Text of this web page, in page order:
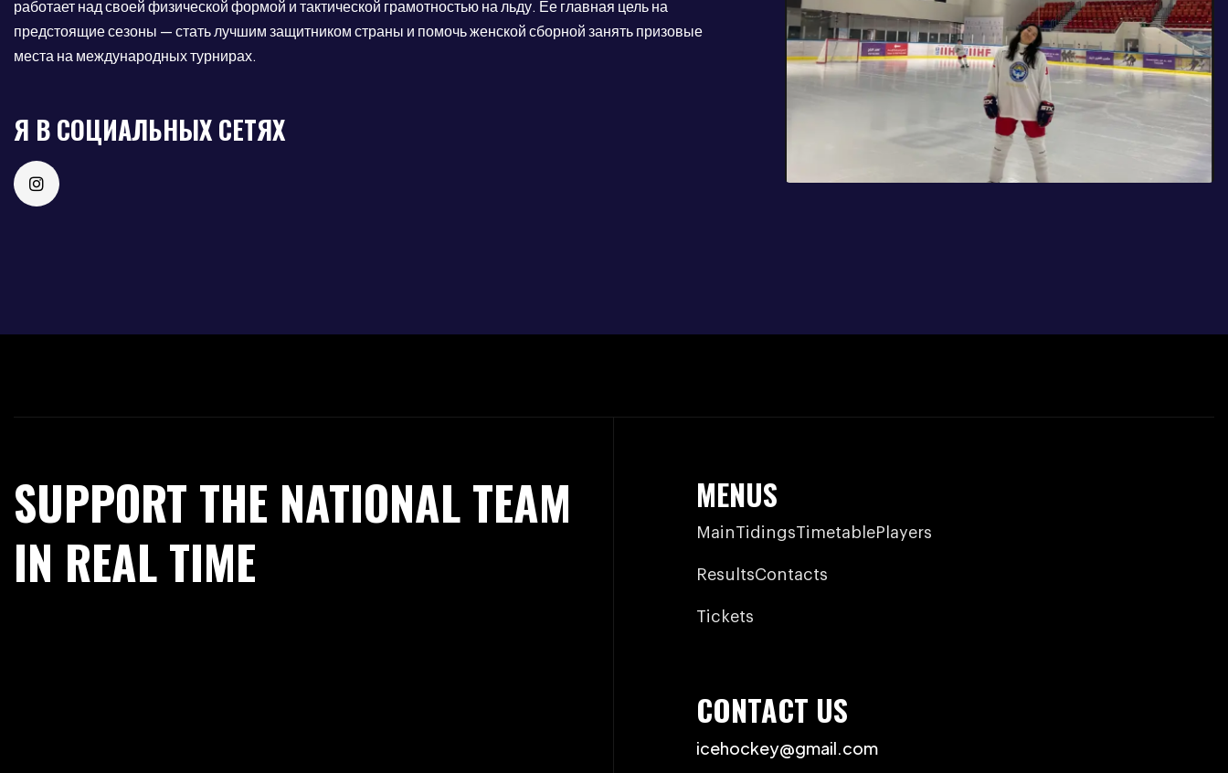
работает над своей физической формой и тактической грамотностью на льду. Ее главная цель на
предстоящие сезоны — стать лучшим защитником страны и помочь женской сборной занять призовые
места на международных турнирах.
Я В СОЦИАЛЬНЫХ СЕТЯХ

SUPPORT THE NATIONAL TEAM
IN REAL TIME
MENUS
MainTidingsTimetablePlayers
ResultsContacts
Tickets
CONTACT US
icehockey@gmail.com